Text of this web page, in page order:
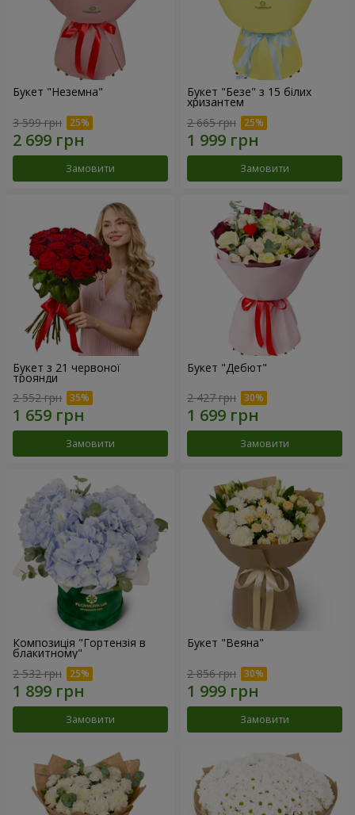
Букет "Неземна"
3 599 грн
Замовити
Букет "Безе" з 15 білих
хризантем
2 665 грн
Замовити
Букет з 21 червоної
троянди
2 552 грн
Замовити
Букет "Дебют"
2 427 грн
Замовити
Композиція "Гортензія в
блакитному"
2 532 грн
Замовити
Букет "Веяна"
2 856 грн
Замовити